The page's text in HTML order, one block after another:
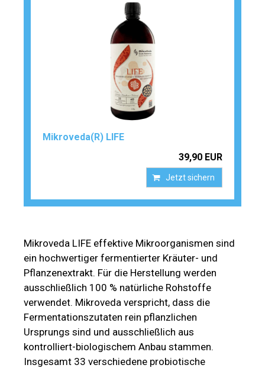
Mikroveda(R) LIFE
39,90 EUR
Jetzt sichern
Mikroveda LIFE effektive Mikroorganismen sind
ein hochwertiger fermentierter Kräuter- und
Pflanzenextrakt. Für die Herstellung werden
ausschließlich 100 % natürliche Rohstoffe
verwendet. Mikroveda verspricht, dass die
Fermentationszutaten rein pflanzlichen
Ursprungs sind und ausschließlich aus
kontrolliert-biologischem Anbau stammen.
Insgesamt 33 verschiedene probiotische